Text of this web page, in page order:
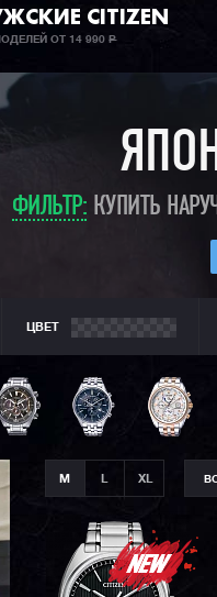
CITIZEN
ОТ 14 990Р
ФИЛЬТР: КУПИТЬ
ЦВЕТ
M XL